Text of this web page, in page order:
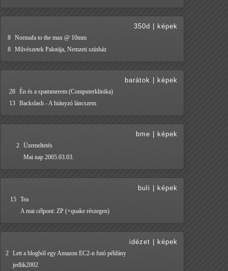
350d képek
8 Normafa to the max @ 10mm
8 Művészetek Palotája, Nemzeti színház
barátok képek
28 Én és a spammerem (Computerklinika)
13 Backslash - A hiányzó láncszem
bme képek
2 Üzemeltetés
Mai nap 2005.03.03.
buli képek
15 Tea
A mai célpont: ZP (+quake részegen)
idézet képek
2 Lett a blogból egy Amazon EC2-n futó példány
jedlik2002